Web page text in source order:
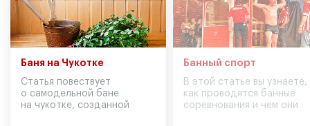
Баня на Чукотке
Статья повествует
о самодельной бане
на чукотке, созданной
Банный спорт
В этой статье вы узнаете,
как проводятся банные
соревнования и чем они